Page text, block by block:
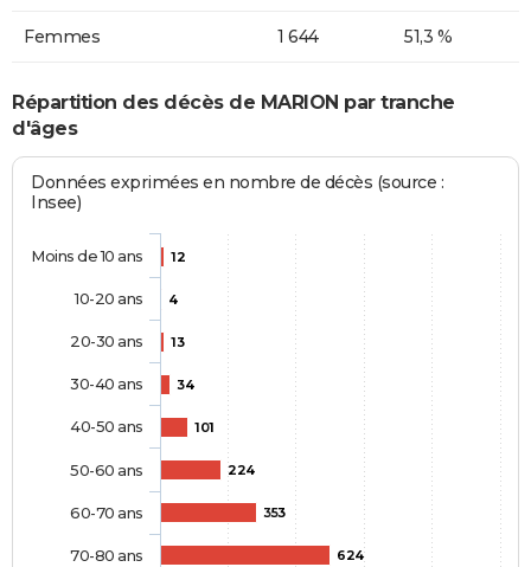
Femmes 1 644 51,3 %
Répartition des décès de MARION par tranche
d'âges
Données exprimées en nombre de décès (source :
Insee)
12
4
13
34
101
224
353
624
Moins de 10 ans
10-20 ans
20-30 ans
30-40 ans
40-50 ans
50-60 ans
60-70 ans
70-80 ans